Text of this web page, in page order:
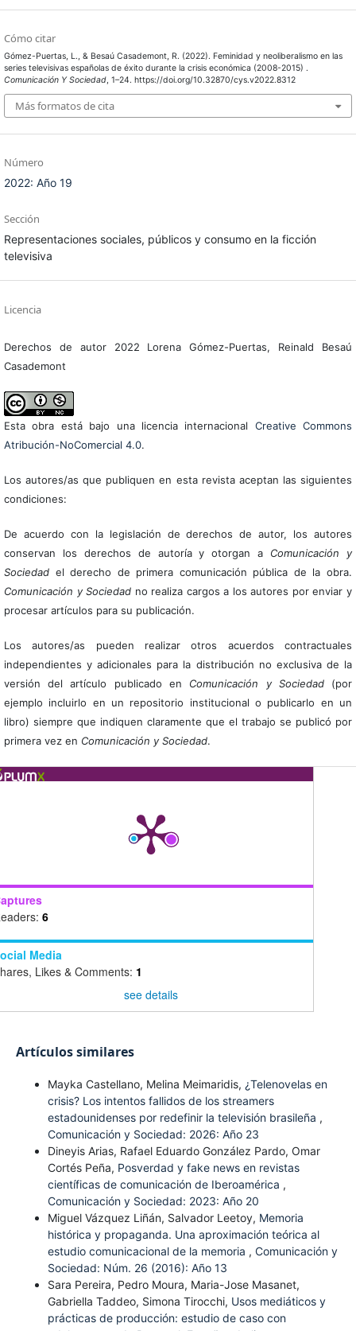
Cómo citar
Gómez-Puertas, L., & Besaú Casademont, R. (2022). Feminidad y neoliberalismo en las
series televisivas españolas de éxito durante la crisis económica (2008-2015) .
Comunicación Y Sociedad, 1–24. https://doi.org/10.32870/cys.v2022.8312
Más formatos de cita
Número
2022: Año 19
Sección
Representaciones sociales, públicos y consumo en la ficción
televisiva
Licencia
Derechos de autor 2022 Lorena Gómez-Puertas, Reinald Besaú
Casademont
Esta obra está bajo una licencia internacional Creative Commons
Atribución-NoComercial 4.0.
Los autores/as que publiquen en esta revista aceptan las siguientes
condiciones:
De acuerdo con la legislación de derechos de autor, los autores
conservan los derechos de autoría y otorgan a Comunicación y
Sociedadel derecho de primera comunicación pública de la obra.
Comunicación y Sociedad no realiza cargos a los autores por enviar y
procesar artículos para su publicación.
Los autores/as pueden realizar otros acuerdos contractuales
independientes y adicionales para la distribución no exclusiva de la
versión del artículo publicado en Comunicación y Sociedad(por
ejemplo incluirlo en un repositorio institucional o publicarlo en un
libro) siempre que indiquen claramente que el trabajo se publicó por
primera vez en Comunicación y Sociedad.
6
Media
Likes & Comments: 1
see details
Artículos similares
Mayka Castellano, Melina Meimaridis, ¿Telenovelas en
crisis? Los intentos fallidos de los streamers
estadounidenses por redefinir la televisión brasileña ,
Comunicación y Sociedad: 2026: Año 23
Dineyis Arias, Rafael Eduardo González Pardo, Omar
Cortés Peña, Posverdad y fake news en revistas
científicas de comunicación de Iberoamérica ,
Comunicación y Sociedad: 2023: Año 20
Miguel Vázquez Liñán, Salvador Leetoy, Memoria
histórica y propaganda. Una aproximación teórica al
estudio comunicacional de la memoria , Comunicación y
Sociedad: Núm. 26 (2016): Año 13
Sara Pereira, Pedro Moura, Maria-Jose Masanet,
Gabriella Taddeo, Simona Tirocchi, Usos mediáticos y
prácticas de producción: estudio de caso con